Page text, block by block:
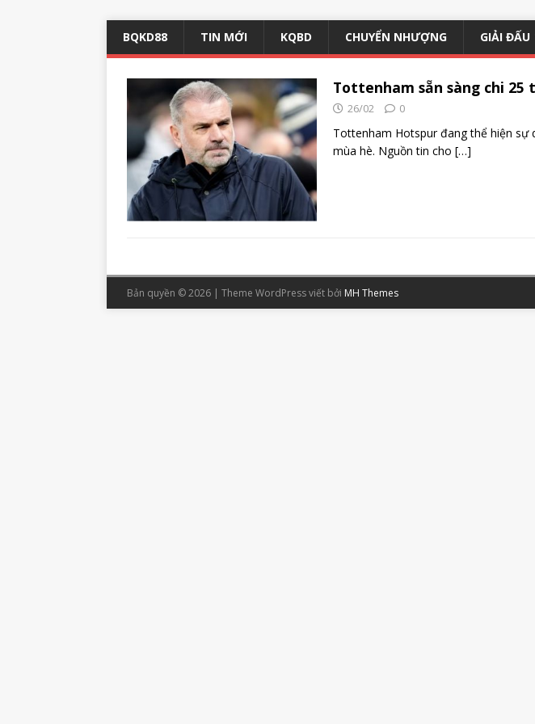
BQKD88 TIN MỚI KQBD CHUYỂN NHƯỢNG GIẢI ĐẤU
Tottenham sẵn sàng chi
26/02 0
Tottenham Hotspur đang thể hiện sự
mùa hè. Nguồn tin cho […]
Bản quyền © 2026 | Theme WordPress viết bởi MH Themes